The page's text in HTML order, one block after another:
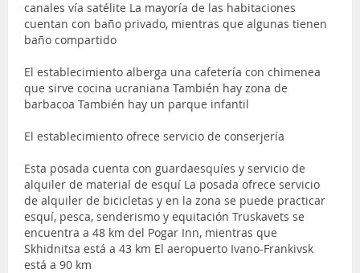
canales vía satélite La mayoría de las habitaciones
cuentan con baño privado, mientras que algunas tienen
baño compartido
El establecimiento alberga una cafetería con chimenea
que sirve cocina ucraniana También hay zona de
barbacoa También hay un parque infantil
El establecimiento ofrece servicio de conserjería
Esta posada cuenta con guardaesquíes y servicio de
alquiler de material de esquí La posada ofrece servicio
de alquiler de bicicletas y en la zona se puede practicar
esquí, pesca, senderismo y equitación Truskavets se
encuentra a 48 km del Pogar Inn, mientras que
Skhidnitsa está a 43 km El aeropuerto Ivano-Frankivsk
está a 90 km